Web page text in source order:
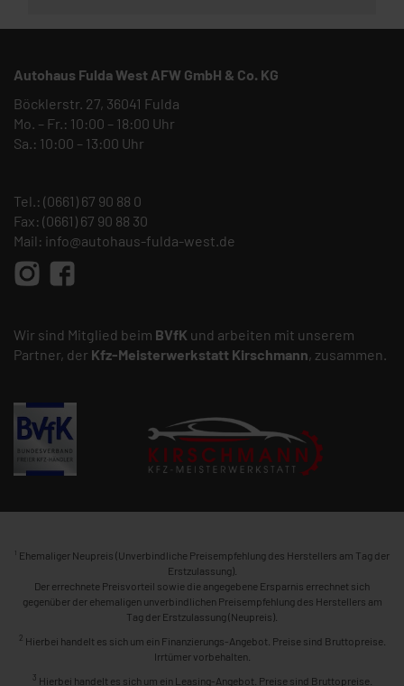
Autohaus Fulda West AFW GmbH & Co. KG
Böcklerstr. 27, 36041 Fulda
Mo. – Fr.: 10:00 – 18:00 Uhr
Sa.: 10:00 – 13:00 Uhr
Tel.: (0661) 67 90 88 0
Fax: (0661) 67 90 88 30
Mail: info@autohaus-fulda-west.de
Wir sind Mitglied beim BVfK und arbeiten mit unserem
Partner, der Kfz-Meisterwerkstatt Kirschmann, zusammen.
1 Ehemaliger Neupreis (Unverbindliche Preisempfehlung des Herstellers am Tag der
Erstzulassung).
Der errechnete Preisvorteil sowie die angegebene Ersparnis errechnet sich
gegenüber der ehemaligen unverbindlichen Preisempfehlung des Herstellers am
Tag der Erstzulassung (Neupreis).
2 Hierbei handelt es sich um ein Finanzierungs-Angebot. Preise sind Bruttopreise.
Irrtümer vorbehalten.
3 Hierbei handelt es sich um ein Leasing-Angebot. Preise sind Bruttopreise.